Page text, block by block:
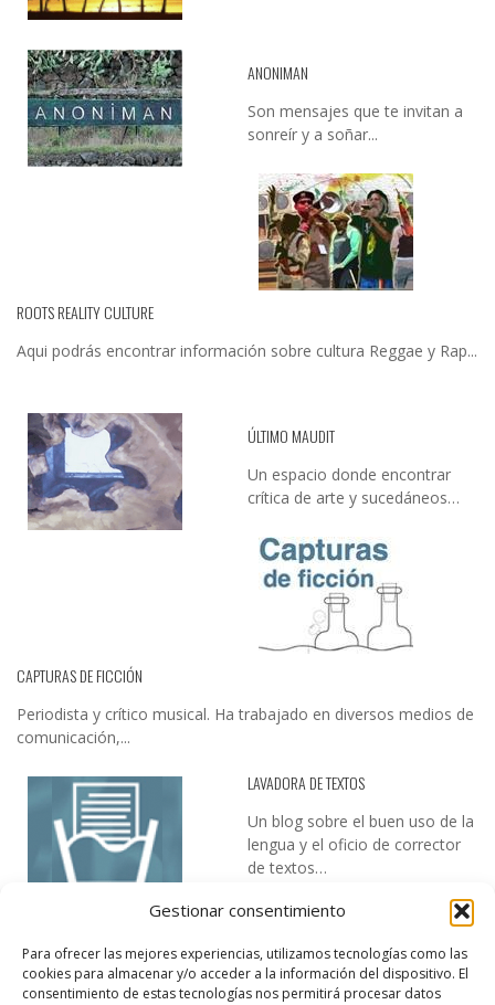
Gestionar consentimiento
Para ofrecer las mejores experiencias, utilizamos tecnologías como las
cookies para almacenar y/o acceder a la información del dispositivo. El
consentimiento de estas tecnologías nos permitirá procesar datos
ANONIMAN
Son mensajes que te invitan a
sonreír y a soñar...
ROOTS REALITY CULTURE
Aqui podrás encontrar información sobre cultura Reggae y Rap...
ÚLTIMO MAUDIT
Un espacio donde encontrar
crítica de arte y sucedáneos…
CAPTURAS DE FICCIÓN
Periodista y crítico musical. Ha trabajado en diversos medios de
comunicación,...
LAVADORA DE TEXTOS
Un blog sobre el buen uso de la
lengua y el oficio de corrector
de textos…